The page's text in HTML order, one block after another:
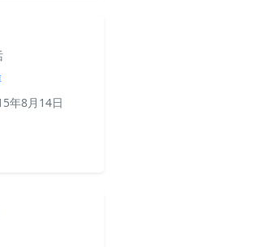
年8月14日